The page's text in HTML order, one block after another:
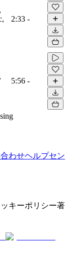
2:33 -
5:56 -
わせヘルプセン
キーポリシー著